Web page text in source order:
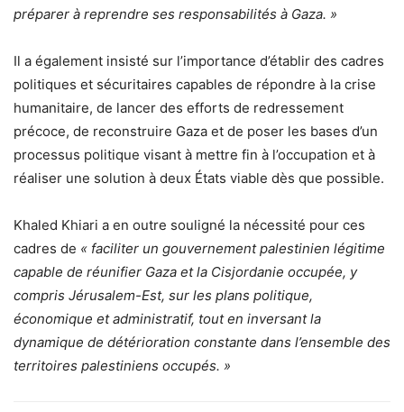
préparer à reprendre ses responsabilités à Gaza. »
Il a également insisté sur l’importance d’établir des cadres
politiques et sécuritaires capables de répondre à la crise
humanitaire, de lancer des efforts de redressement
précoce, de reconstruire Gaza et de poser les bases d’un
processus politique visant à mettre fin à l’occupation et à
réaliser une solution à deux États viable dès que possible.
Khaled Khiari a en outre souligné la nécessité pour ces
cadres de « faciliter un gouvernement palestinien légitime
capable de réunifier Gaza et la Cisjordanie occupée, y
compris Jérusalem-Est, sur les plans politique,
économique et administratif, tout en inversant la
dynamique de détérioration constante dans l’ensemble des
territoires palestiniens occupés. »